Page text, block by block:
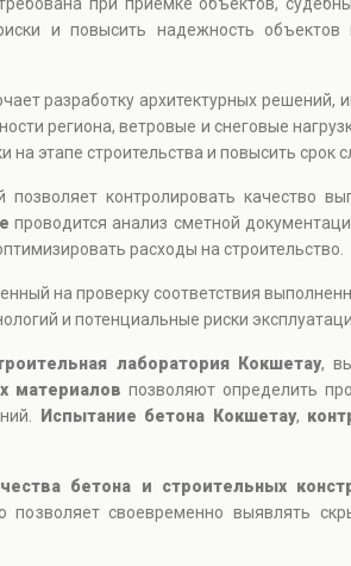
и повысить надежность объектов
разработку архитектурных
региона, ветровые и снеговые
этапе строительства и повысить срок
позволяет контролировать качество
проводится анализ сметной
расходы на строительство.
на проверку соответствия
и потенциальные риски
лаборатория Кокшетау,
материалов позволяют определить
Испытание бетона Кокшетау,
бетона и строительных
своевременно выявлять